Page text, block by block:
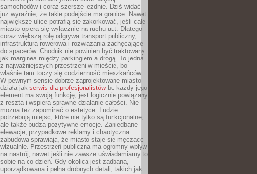
samochodów i coraz szersze jezdnie. Dziś widać
już wyraźnie, że takie podejście ma granice. Nawet
największe ulice potrafią się zakorkować, jeśli całe
miasto opiera się wyłącznie na ruchu aut. Dlatego
coraz większą rolę odgrywa transport publiczny,
infrastruktura rowerowa i rozwiązania zachęcające
do spacerów. Chodnik nie powinien być traktowany
jak margines między parkingiem a drogą. To jedna
z najważniejszych przestrzeni w mieście, bo
właśnie tam toczy się codzienność mieszkańców.
W pewnym sensie dobrze zaprojektowane miasto
działa jak serwis dla profesjonalistówbo każdy jego
element ma swoją funkcję, jest logicznie powiązany
z resztą i wspiera sprawne działanie całości. Nie
można też zapominać o estetyce. Ludzie
potrzebują miejsc, które nie tylko są funkcjonalne,
ale także budzą pozytywne emocje. Zaniedbane
elewacje, przypadkowe reklamy i chaotyczna
zabudowa sprawiają, że miasto staje się męczące
wizualnie. Przestrzeń publiczna ma ogromny wpływ
na nastrój, nawet jeśli nie zawsze uświadamiamy to
sobie na co dzień. Gdy okolica jest zadbana,
uporządkowana i pełna drobnych detali, takich jak